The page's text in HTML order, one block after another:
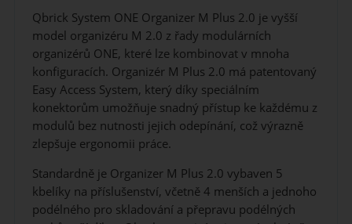
Qbrick System ONE Organizer M Plus 2.0 je vyšší
model organizéru M 2.0 z řady modulárních
organizérů ONE, které lze kombinovat v mnoha
konfiguracích. Organizér M Plus 2.0 má patentovaný
Easy Access System, který díky speciálním
konektorům umožňuje snadný přístup ke každému z
modulů bez nutnosti jejich odepínání, což výrazně
zlepšuje ergonomii práce.
Standardně je Organizer M Plus 2.0 vybaven 5
kbelíky na příslušenství, včetně 4 menších a jednoho
podélného pro skladování a přepravu podélných